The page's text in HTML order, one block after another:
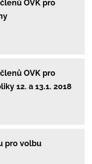
OVK pro
OVK pro
12. a 13.1. 2018
pro volbu